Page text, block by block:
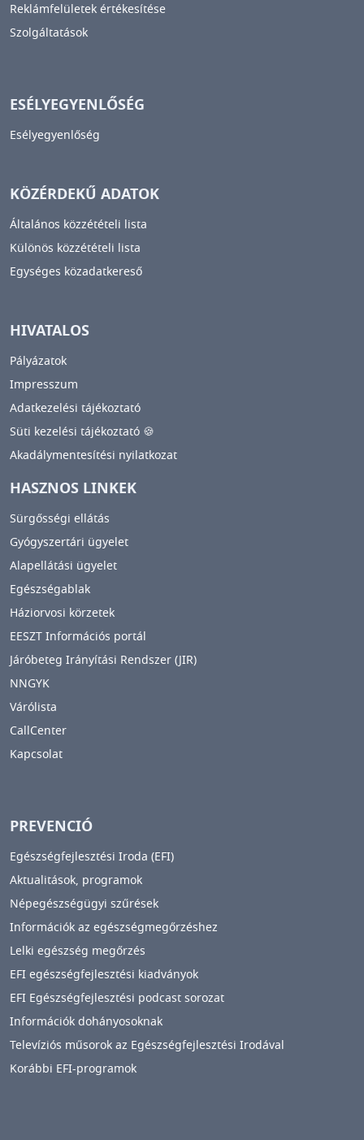
Reklámfelületek értékesítése
Szolgáltatások
ESÉLYEGYENLŐSÉG
Esélyegyenlőség
KÖZÉRDEKŰ ADATOK
Általános közzétételi lista
Különös közzétételi lista
Egységes közadatkereső
HIVATALOS
Pályázatok
Impresszum
Adatkezelési tájékoztató
Süti kezelési tájékoztató 🍪
Akadálymentesítési nyilatkozat
HASZNOS LINKEK
Sürgősségi ellátás
Gyógyszertári ügyelet
Alapellátási ügyelet
Egészségablak
Háziorvosi körzetek
EESZT Információs portál
Járóbeteg Irányítási Rendszer (JIR)
NNGYK
Várólista
CallCenter
Kapcsolat
PREVENCIÓ
Egészségfejlesztési Iroda (EFI)
Aktualitások, programok
Népegészségügyi szűrések
Információk az egészségmegőrzéshez
Lelki egészség megőrzés
EFI egészségfejlesztési kiadványok
EFI Egészségfejlesztési podcast sorozat
Információk dohányosoknak
Televíziós műsorok az Egészségfejlesztési Irodával
Korábbi EFI-programok